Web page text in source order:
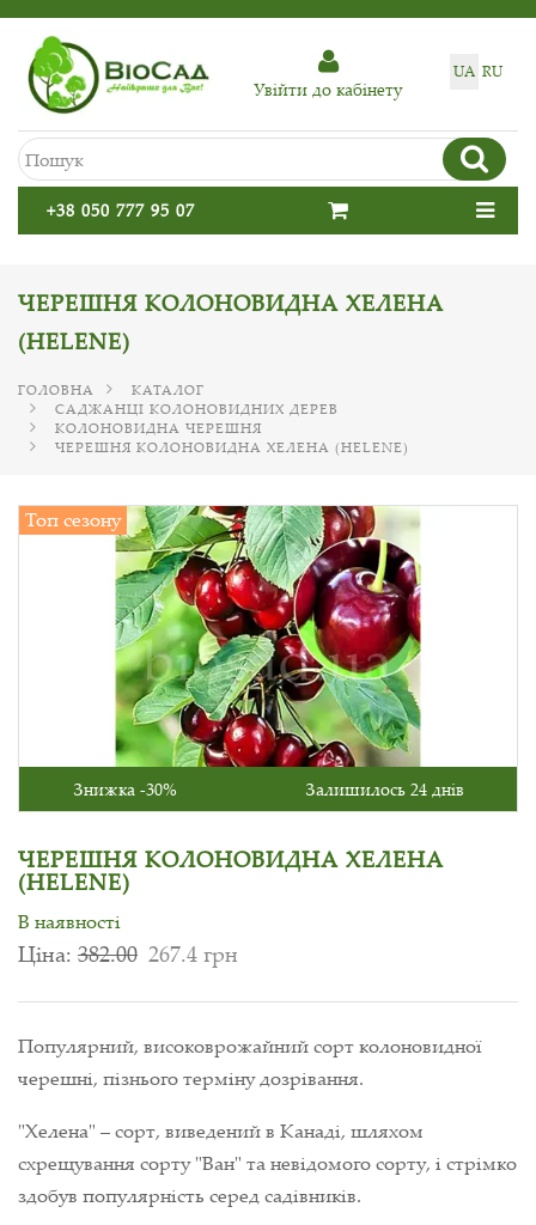
UA RU
Увiйти до кабiнету
+38 050 777 95 07
ЧЕРЕШНЯ КОЛОНОВИДНА ХЕЛЕНА
(HELENE)
ГОЛОВНА
КАТАЛОГ
САДЖАНЦІ КОЛОНОВИДНИХ ДЕРЕВ
КОЛОНОВИДНА ЧЕРЕШНЯ
ЧЕРЕШНЯ КОЛОНОВИДНА ХЕЛЕНА (HELENE)
Топ сезону
Знижка -30% Залишилось 24 днів
ЧЕРЕШНЯ КОЛОНОВИДНА ХЕЛЕНА
(HELENE)
В наявності
Ціна: 382.00 267.4 грн
Популярний, високоврожайний сорт колоновидної
черешні, пізнього терміну дозрівання.
"Хелена" – сорт, виведений в Канаді, шляхом
схрещування сорту "Ван" та невідомого сорту, і стрімко
здобув популярність серед садівників.